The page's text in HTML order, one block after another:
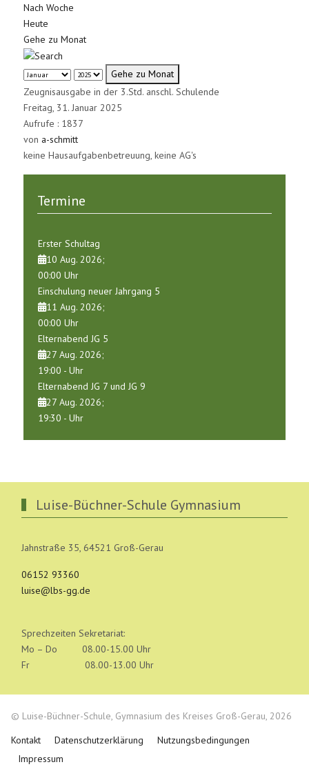
Nach Woche
Heute
Gehe zu Monat
Gehe zu Monat
Zeugnisausgabe in der 3.Std. anschl. Schulende
Freitag, 31. Januar 2025
Aufrufe : 1837
von a-schmitt
keine Hausaufgabenbetreuung, keine AG's
Termine
Erster Schultag
10 Aug. 2026;
00:00 Uhr
Einschulung neuer Jahrgang 5
11 Aug. 2026;
00:00 Uhr
Elternabend JG 5
27 Aug. 2026;
19:00 - Uhr
Elternabend JG 7 und JG 9
27 Aug. 2026;
19:30 - Uhr
Luise-Büchner-Schule Gymnasium
Jahnstraße 35, 64521 Groß-Gerau
06152 93360
luise@lbs-gg.de
Sprechzeiten Sekretariat:
Mo – Do 08.00-15.00 Uhr
Fr 08.00-13.00 Uhr
© Luise-Büchner-Schule, Gymnasium des Kreises Groß-Gerau, 2026
Kontakt
Datenschutzerklärung
Nutzungsbedingungen
Impressum